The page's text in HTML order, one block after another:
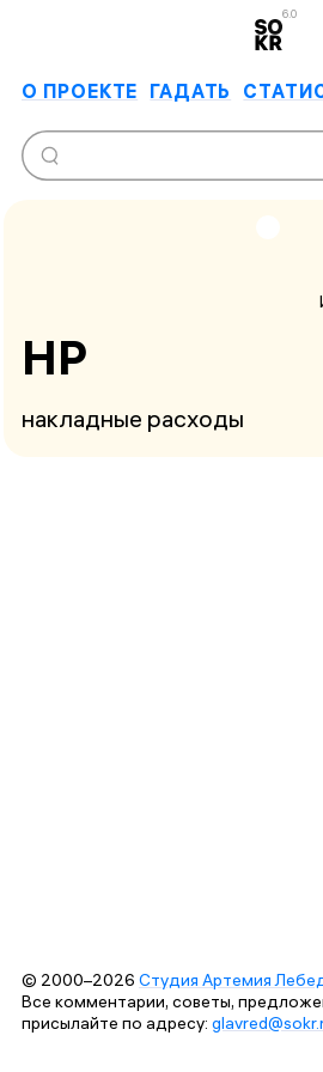
6.0
О ПРОЕКТЕ ГАДАТЬ
НР
накладные расходы
© 2000–2026 Студия Артемия
Все комментарии, советы,
присылайте по адресу: